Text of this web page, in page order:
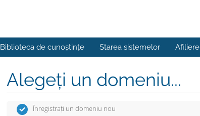
Biblioteca de cunoștințe Starea sistemelor Afiliere
Alegeți un domeniu...
Înregistrați un domeniu nou